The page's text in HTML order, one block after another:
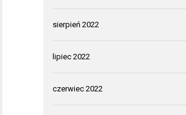
sierpień 2022
lipiec 2022
czerwiec 2022